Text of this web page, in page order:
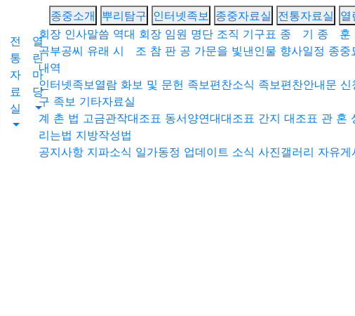
0전
통
자
료
실
열
린
마
당
종중소개 뿌리탐구 인터넷족보 종중자료실 전통자료실 열
회장 인사말씀 역대 회장 임원 명단 조직 기구표 종 기 종 훈
곡부공씨 유래 시 조 참 판 공 가문을 빛낸인물 향사일정 종중
내역
인터넷족보열람 화보 및 문헌 족보편찬소식 족보편찬안내문 신
구 족보 기타자료실
계 촌 법 고금관작대조표 동서양연대대조표 간지 대조표 관 혼
리는법 지방작성법
공지사항 지파소식 일가동정 업데이트 소식 사진갤러리 자유게